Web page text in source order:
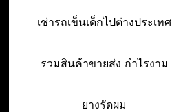
เช่ารถเข็นเด็กไปต่างประเทศ
รวมสินค้าขายส่ง กำไรงาม
ยางรัดผม